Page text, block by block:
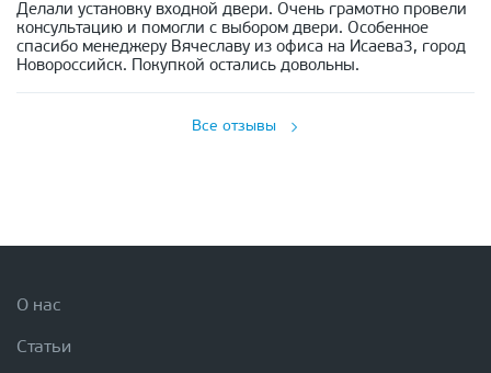
Делали установку входной двери. Очень грамотно провели
консультацию и помогли с выбором двери. Особенное
спасибо менеджеру Вячеславу из офиса на Исаева3, город
Новороссийск. Покупкой остались довольны.
Все отзывы
О нас
Статьи